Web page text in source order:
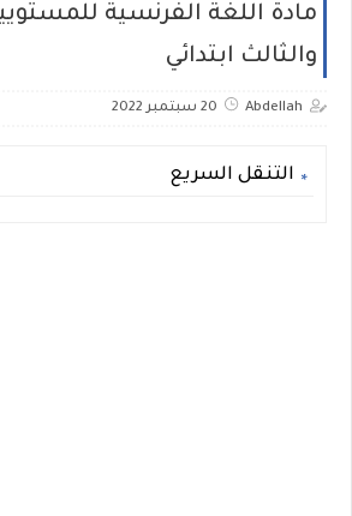
مادة اللغة الفرنسية
والثالث ابتدائي
Abdellah 20 سبتمبر 2022
التنقل السريع